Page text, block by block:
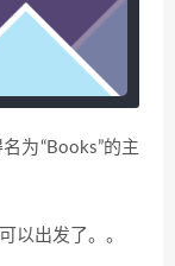
为“Books”的主
以出发了。。